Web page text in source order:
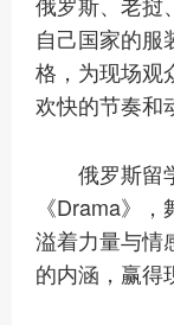
自己国家的服
格，为现场观
欢快的节奏和
俄罗斯留
《Drama》
溢着力量与情
的内涵，赢得